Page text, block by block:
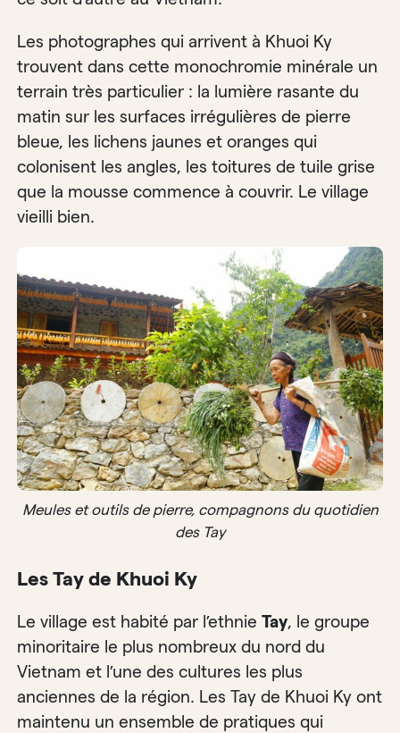
Les photographes qui arrivent à Khuoi Ky
trouvent dans cette monochromie minérale un
terrain très particulier : la lumière rasante du
matin sur les surfaces irrégulières de pierre
bleue, les lichens jaunes et oranges qui
colonisent les angles, les toitures de tuile grise
que la mousse commence à couvrir. Le village
vieilli bien.
Meules et outils de pierre, compagnons du quotidien
des Tay
Les Tay de Khuoi Ky
Le village est habité par l’ethnieTay, le groupe
minoritaire le plus nombreux du nord du
Vietnam et l’une des cultures les plus
anciennes de la région. Les Tay de Khuoi Ky ont
maintenu un ensemble de pratiques qui